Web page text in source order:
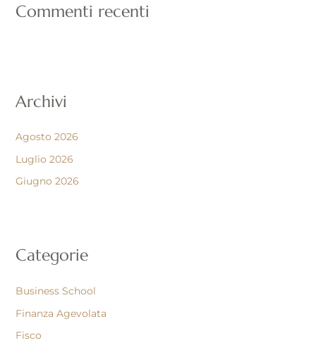
Commenti recenti
Archivi
Agosto 2026
Luglio 2026
Giugno 2026
Categorie
Business School
Finanza Agevolata
Fisco